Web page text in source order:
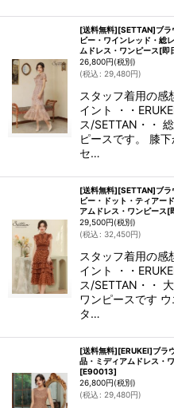
[送料無料][SETTAN]ブラ
ビー・ワインレッド・総
ムドレス・ワンピース[
26,800円(税別)
(税込 : 29,480円)
スタッフ着用の感
イント ・・
ス/SETTAN・・
ピースです。 膝
セ…
[送料無料][SETTAN]ブラ
ビー・ドット・ティアー
アムドレス・ワンピース
29,500円(税別)
(税込 : 32,450円)
スタッフ着用の感
イント ・・
ス/SETTAN・・
ワンピースです
タ…
[送料無料][ERUKEI]ブラ
品・ミディアムドレス・
[E90013]
26,800円(税別)
(税込 : 29,480円)